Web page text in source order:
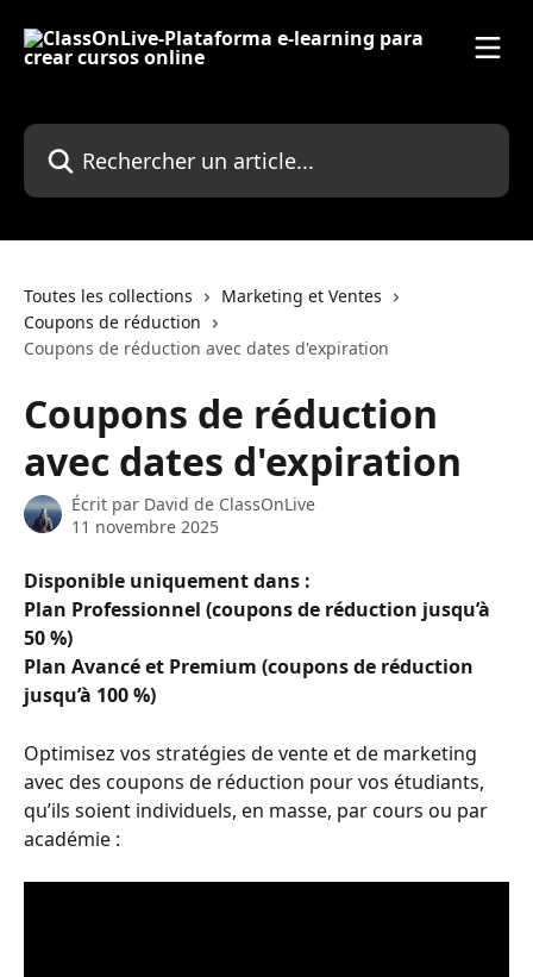
Rechercher un article...
Toutes les collections
Marketing et Ventes
Coupons de réduction
Coupons de réduction avec dates d'expiration
Coupons de réduction
avec dates d'expiration
Écrit par David de ClassOnLive
11 novembre 2025
Disponible uniquement dans :
Plan Professionnel (coupons de réduction jusqu’à
50 %)
Plan Avancé et Premium (coupons de réduction
jusqu’à 100 %)
Optimisez vos stratégies de vente et de marketing
avec des coupons de réduction pour vos étudiants,
qu’ils soient individuels, en masse, par cours ou par
académie :